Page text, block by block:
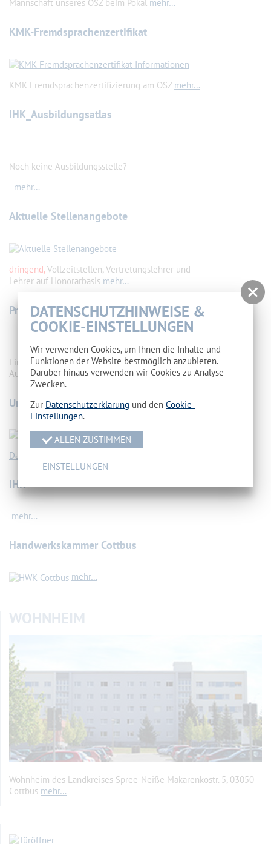
Mannschaft unseres OSZ beim Pokal mehr…
KMK-Fremdsprachenzertifikat
KMK Fremdsprachenzertifizierung am OSZ mehr…
IHK_Ausbildungsatlas
Noch keine Ausbildungsstelle?
mehr…
Aktuelle Stellenangebote
dringend, Vollzeitstellen, Vertretungslehrer und
Lehrer auf Honorarbasis mehr…
Probleme in der Ausbildung
Links zu Institutionen, die euch bei
Ausbildungsproblemen weiterhelfenmehr…
Unser Schulsozialarbeiterteam
Das Team der Schulsozialarbeiter
IHK
mehr…
Handwerkskammer Cottbus
mehr…
WOHNHEIM
Wohnheim des Landkreises Spree-Neiße Makarenkostr. 5, 03050
Cottbus mehr…
DATENSCHUTZHINWEISE &
COOKIE-EINSTELLUNGEN
Wir verwenden Cookies, um Ihnen die Inhalte und
Funktionen der Website bestmöglich anzubieten.
Darüber hinaus verwenden wir Cookies zu Analyse-
Zwecken.
Zur Datenschutzerklärung und den Cookie-
Einstellungen.
ALLEN ZUSTIMMEN
EINSTELLUNGEN